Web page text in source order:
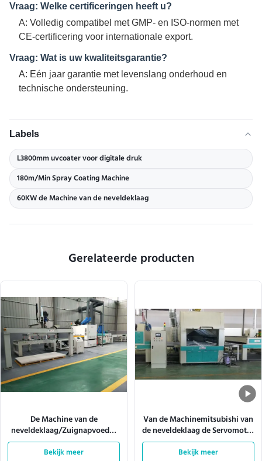
Vraag: Welke certificeringen heeft u?
A: Volledig compatibel met GMP- en ISO-normen met
CE-certificering voor internationale export.
Vraag: Wat is uw kwaliteitsgarantie?
A: Eén jaar garantie met levenslang onderhoud en
technische ondersteuning.
Labels
L3800mm uvcoater voor digitale druk
180m/Min Spray Coating Machine
60KW de Machine van de neveldeklaag
Gerelateerde producten
De Machine van de
neveldeklaag/Zuignapvoeder
10m/Min
Bekijk meer
Van de Machinemitsubishi van
de neveldeklaag de Servomotor
W920mm 180m/Min
Bekijk meer